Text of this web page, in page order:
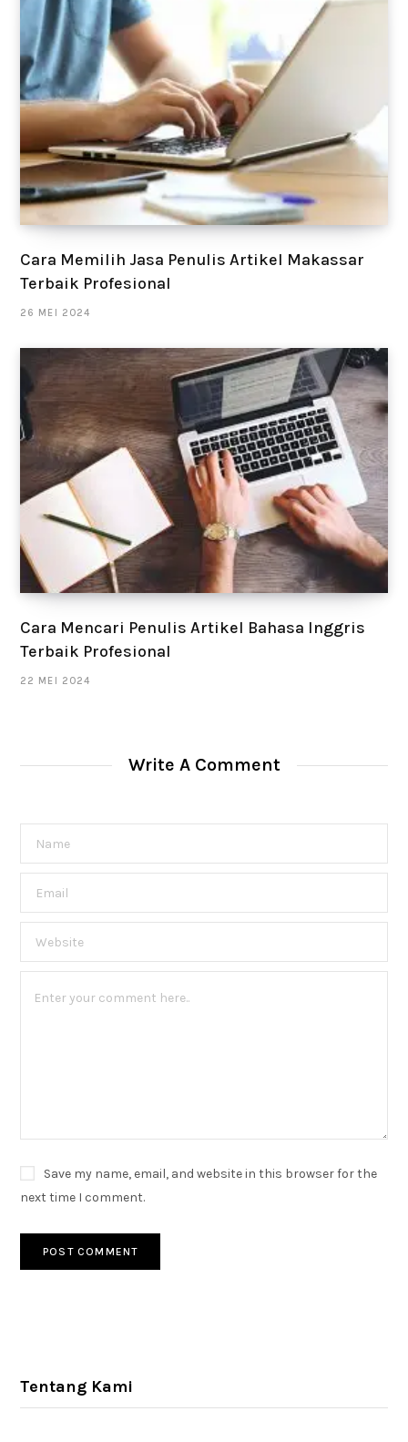
Cara Memilih Jasa Penulis Artikel Makassar
Terbaik Profesional
26 MEI 2024
Cara Mencari Penulis Artikel Bahasa Inggris
Terbaik Profesional
22 MEI 2024
Write A Comment
Save my name, email, and website in this browser for the
next time I comment.
Tentang Kami